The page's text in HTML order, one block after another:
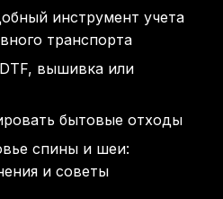
инструмент учета
транспорта
вышивка или
бытовые отходы
спины и шеи:
и советы